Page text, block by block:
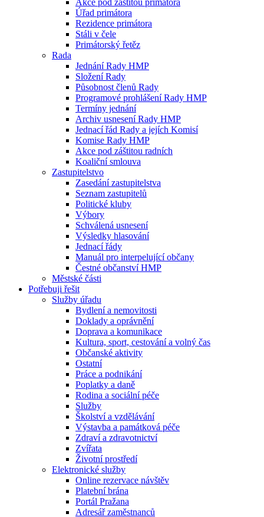
Akce pod záštitou primátora
Úřad primátora
Rezidence primátora
Stáli v čele
Primátorský řetěz
Rada
Jednání Rady HMP
Složení Rady
Působnost členů Rady
Programové prohlášení Rady HMP
Termíny jednání
Archiv usnesení Rady HMP
Jednací řád Rady a jejích Komisí
Komise Rady HMP
Akce pod záštitou radních
Koaliční smlouva
Zastupitelstvo
Zasedání zastupitelstva
Seznam zastupitelů
Politické kluby
Výbory
Schválená usnesení
Výsledky hlasování
Jednací řády
Manuál pro interpelující občany
Čestné občanství HMP
Městské části
Potřebuji řešit
Služby úřadu
Bydlení a nemovitosti
Doklady a oprávnění
Doprava a komunikace
Kultura, sport, cestování a volný čas
Občanské aktivity
Ostatní
Práce a podnikání
Poplatky a daně
Rodina a sociální péče
Služby
Školství a vzdělávání
Výstavba a památková péče
Zdraví a zdravotnictví
Zvířata
Životní prostředí
Elektronické služby
Online rezervace návštěv
Platební brána
Portál Pražana
Adresář zaměstnanců